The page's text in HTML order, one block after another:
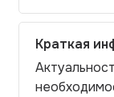
Краткая